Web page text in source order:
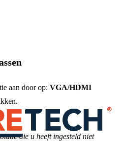
aan door op: VGA/HDMI
die u heeft ingesteld niet